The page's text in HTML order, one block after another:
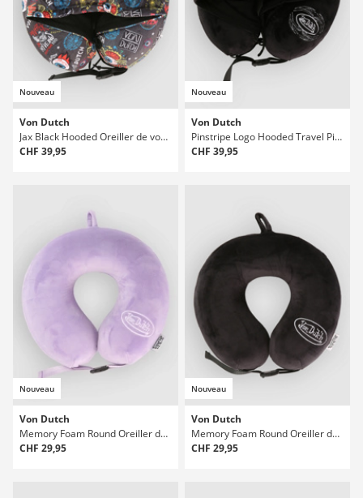
Nouveau
Von Dutch
Jax Black Hooded Oreiller de voyage
CHF 39,95
Nouveau
Von Dutch
Pinstripe Logo Hooded Travel Pillow
CHF 39,95
Nouveau
Von Dutch
Memory Foam Round Oreiller de voyage
CHF 29,95
Nouveau
Von Dutch
Memory Foam Round Oreiller de voyage
CHF 29,95